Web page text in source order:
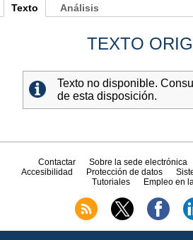
Texto
TEXTO
Texto no disponible.
de esta disposición.
Análisis
Contactar Sobre la sede electrónica
Accesibilidad
Protección de datos
Tutoriales
Empleo en